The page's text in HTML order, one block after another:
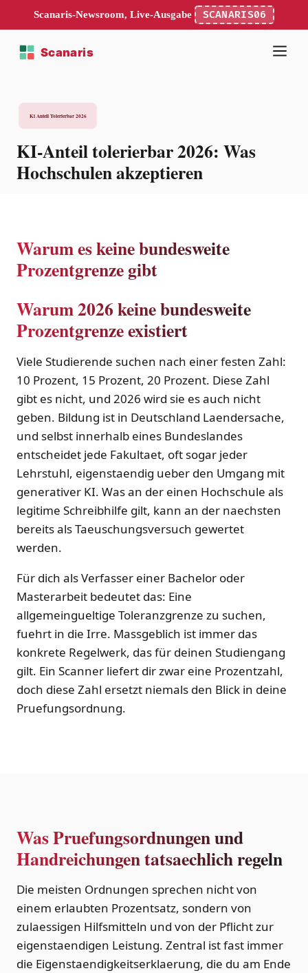
Scanaris-Newsroom, Live-Ausgabe SCANARIS06
KI-Anteil tolerierbar 2026: Was
Hochschulen akzeptieren
Warum es keine bundesweite
Prozentgrenze gibt
Warum 2026 keine bundesweite
Prozentgrenze existiert
Viele Studierende suchen nach einer festen Zahl:
10 Prozent, 15 Prozent, 20 Prozent. Diese Zahl
gibt es nicht, und 2026 wird sie es auch nicht
geben. Bildung ist in Deutschland Laendersache,
und selbst innerhalb eines Bundeslandes
entscheidet jede Fakultaet, oft sogar jeder
Lehrstuhl, eigenstaendig ueber den Umgang mit
generativer KI. Was an der einen Hochschule als
legitime Schreibhilfe gilt, kann an der naechsten
bereits als Taeuschungsversuch gewertet
werden.
Für dich als Verfasser einer Bachelor oder
Masterarbeit bedeutet das: Eine
allgemeingueltige Toleranzgrenze zu suchen,
fuehrt in die Irre. Massgeblich ist immer das
konkrete Regelwerk, das für deinen Studiengang
gilt. Ein Scanner liefert dir zwar eine Prozentzahl,
doch diese Zahl ersetzt niemals den Blick in deine
Pruefungsordnung.
Was Pruefungsordnungen und
Handreichungen tatsaechlich regeln
Die meisten Ordnungen sprechen nicht von
einem erlaubten Prozentsatz, sondern von
zulaessigen Hilfsmitteln und von der Pflicht zur
eigenstaendigen Leistung. Zentral ist fast immer
die Eigenstaendigkeitserklaerung, die du am Ende